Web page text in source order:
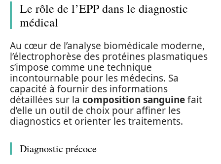
Le rôle de l’EPP dans le diagnostic
médical
Au cœur de l’analyse biomédicale moderne,
l’électrophorèse des protéines plasmatiques
s’impose comme une technique
incontournable pour les médecins. Sa
capacité à fournir des informations
détaillées sur la composition sanguinefait
d’elle un outil de choix pour affiner les
diagnostics et orienter les traitements.
Diagnostic précoce